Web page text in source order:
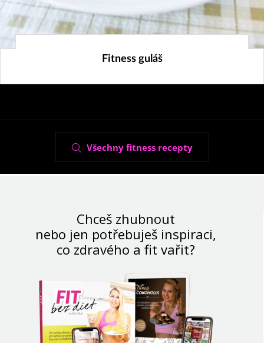
21. 1. 2020
Fitness guláš
Všechny fitness recepty
Chceš zhubnout
nebo jen potřebuješ inspiraci,
co zdravého a fit vařit?